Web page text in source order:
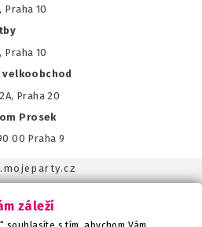
Praha 10
Praha 10
velkoobchod
Praha 20
Prosek
00 Praha 9
záleží